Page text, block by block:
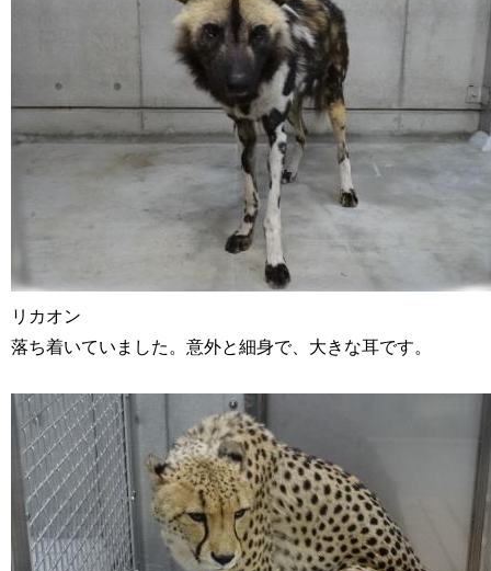
リカオン
落ち着いていました。意外と細身で、大きな耳です。